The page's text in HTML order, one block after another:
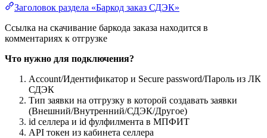
Заголовок раздела «Баркод заказ СДЭК»
Ссылка на скачивание баркода заказа находится в
комментариях к отгрузке
Что нужно для подключения?
Account/Идентификатор и Secure password/Пароль из ЛК
СДЭК
Тип заявки на отгрузку в которой создавать заявки
(Внешний/Внутренний/СДЭК/Другое)
id селлера и id фулфилмента в МПФИТ
API токен из кабинета селлера